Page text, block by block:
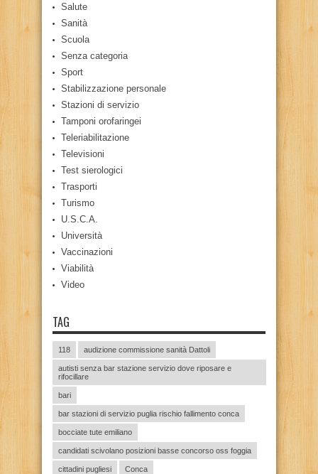
Salute
Sanità
Scuola
Senza categoria
Sport
Stabilizzazione personale
Stazioni di servizio
Tamponi orofaringei
Teleriabilitazione
Televisioni
Test sierologici
Trasporti
Turismo
U.S.C.A.
Università
Vaccinazioni
Viabilità
Video
TAG
118 audizione commissione sanità Dattoli
autisti senza bar stazione servizio dove riposare e
rifocillare
bari
bar stazioni di servizio puglia rischio fallimento conca
bocciate tute emiliano
candidati scivolano posizioni basse concorso oss foggia
cittadini pugliesi Conca